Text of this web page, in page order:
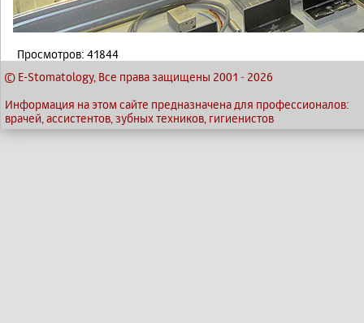
Просмотров: 41844
© E-Stomatology, Все права защищены 2001 - 2026
Информация на этом сайте предназначена для профессионалов:
врачей, ассистентов, зубных техников, гигиенистов